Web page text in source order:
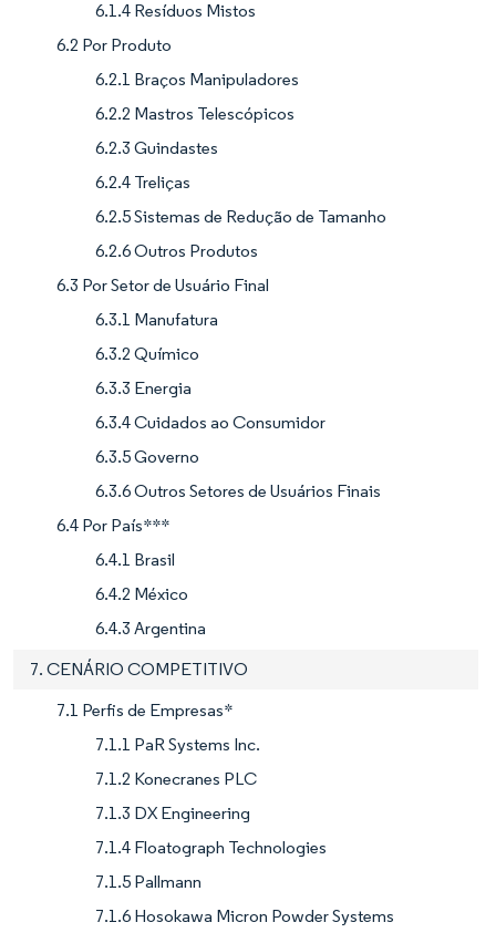
6.1.4 Resíduos Mistos
6.2 Por Produto
6.2.1 Braços Manipuladores
6.2.2 Mastros Telescópicos
6.2.3 Guindastes
6.2.4 Treliças
6.2.5 Sistemas de Redução de Tamanho
6.2.6 Outros Produtos
6.3 Por Setor de Usuário Final
6.3.1 Manufatura
6.3.2 Químico
6.3.3 Energia
6.3.4 Cuidados ao Consumidor
6.3.5 Governo
6.3.6 Outros Setores de Usuários Finais
6.4 Por País***
6.4.1 Brasil
6.4.2 México
6.4.3 Argentina
7. CENÁRIO COMPETITIVO
7.1 Perfis de Empresas*
7.1.1 PaR Systems Inc.
7.1.2 Konecranes PLC
7.1.3 DX Engineering
7.1.4 Floatograph Technologies
7.1.5 Pallmann
7.1.6 Hosokawa Micron Powder Systems